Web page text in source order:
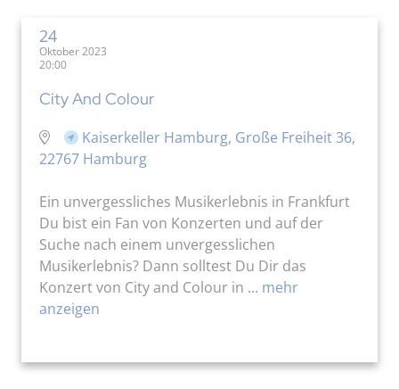
24
Oktober 2023
20:00
City And Colour
Kaiserkeller Hamburg, Große Freiheit 36,
22767 Hamburg
Ein unvergessliches Musikerlebnis in Frankfurt
Du bist ein Fan von Konzerten und auf der
Suche nach einem unvergesslichen
Musikerlebnis? Dann solltest Du Dir das
Konzert von City and Colour in ... mehr
anzeigen